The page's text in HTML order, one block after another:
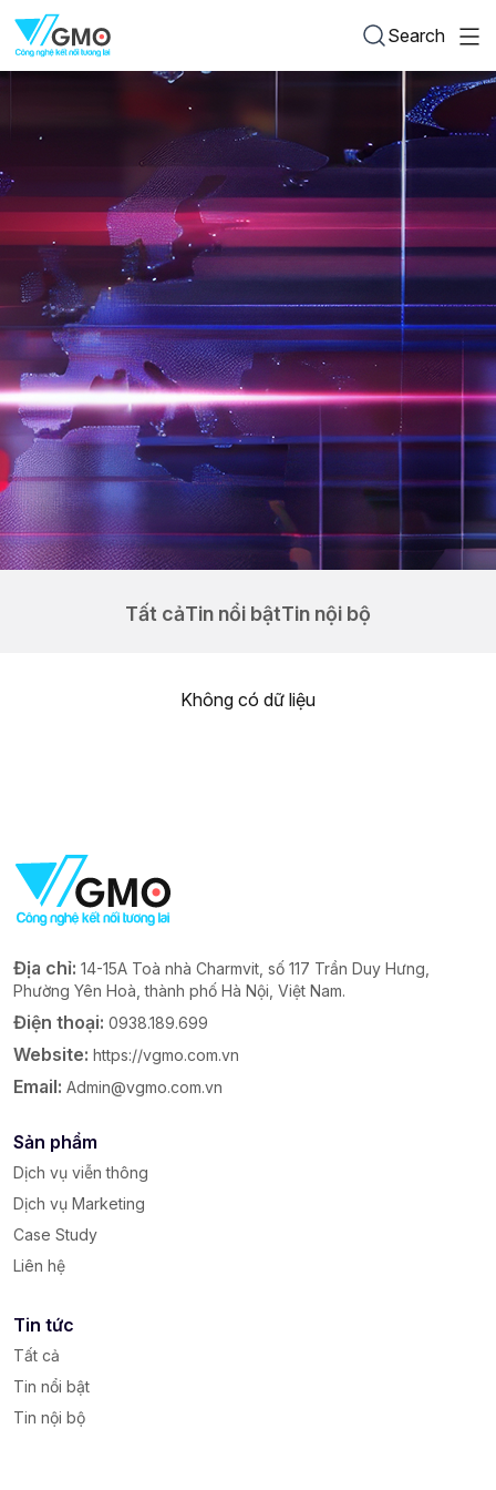
Search
Tất cảTin nổi bậtTin nội bộ
Không có dữ liệu
Địa chỉ: 14-15A Toà nhà Charmvit, số 117 Trần Duy Hưng,
Phường Yên Hoà, thành phố Hà Nội, Việt Nam.
Điện thoại: 0938.189.699
Website: https://vgmo.com.vn
Email: Admin@vgmo.com.vn
Sản phẩm
Dịch vụ viễn thông
Dịch vụ Marketing
Case Study
Liên hệ
Tin tức
Tất cả
Tin nổi bật
Tin nội bộ